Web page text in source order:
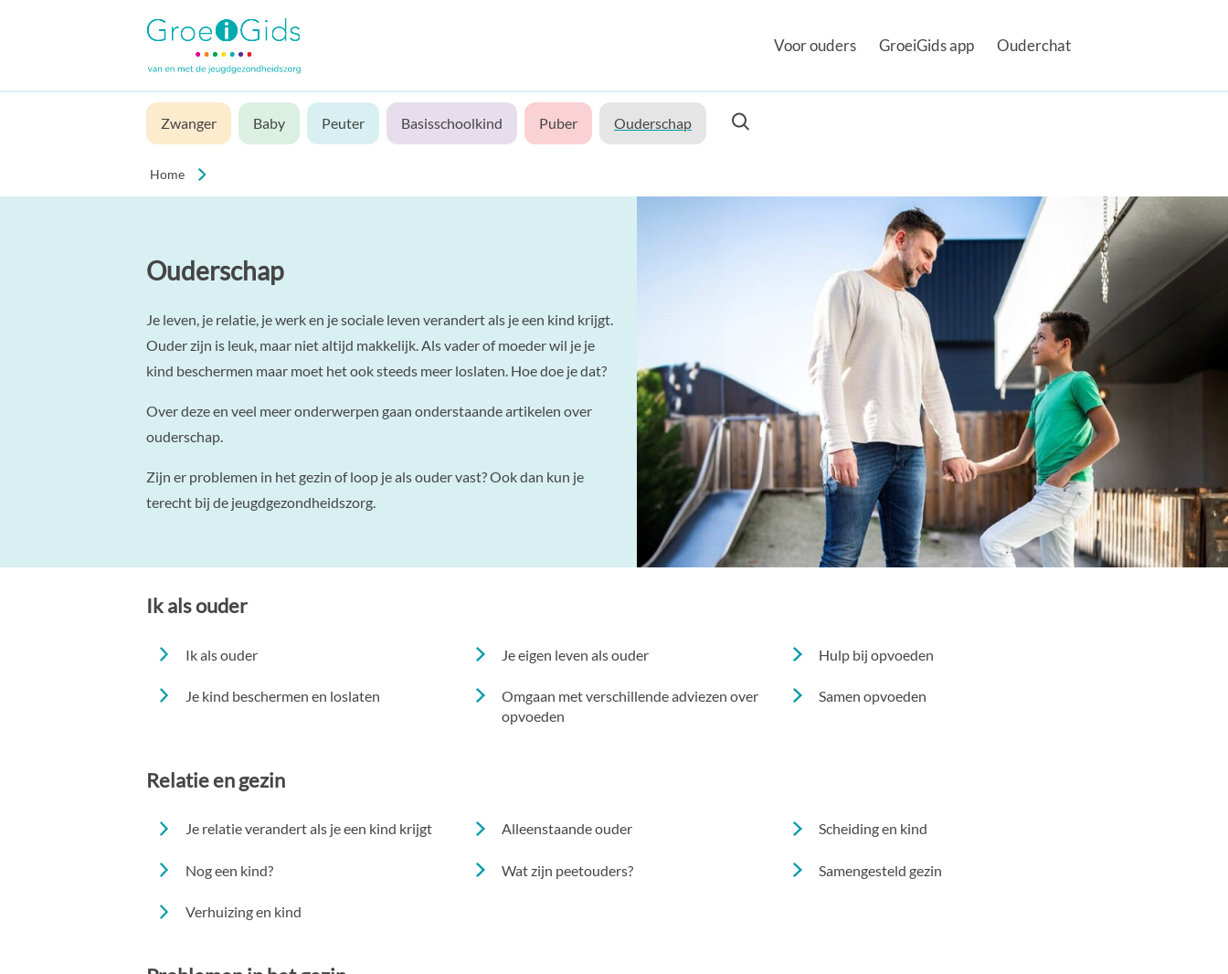
Voor ouders GroeiGids app Ouderchat
Zwanger Baby Peuter Basisschoolkind Puber Ouderschap
Home
Ouderschap
Je leven, je relatie, je werk en je sociale leven verandert als je een kind krijgt.
Ouder zijn is leuk, maar niet altijd makkelijk. Als vader of moeder wil je je
kind beschermen maar moet het ook steeds meer loslaten. Hoe doe je dat?
Over deze en veel meer onderwerpen gaan onderstaande artikelen over
ouderschap.
Zijn er problemen in het gezin of loop je als ouder vast? Ook dan kun je
terecht bij de jeugdgezondheidszorg.
Ik als ouder
Ik als ouder
Je kind beschermen en loslaten
Je eigen leven als ouder
Omgaan met verschillende adviezen over
opvoeden
Hulp bij opvoeden
Samen opvoeden
Relatie en gezin
Je relatie verandert als je een kind krijgt
Nog een kind?
Verhuizing en kind
Alleenstaande ouder
Wat zijn peetouders?
Scheiding en kind
Samengesteld gezin